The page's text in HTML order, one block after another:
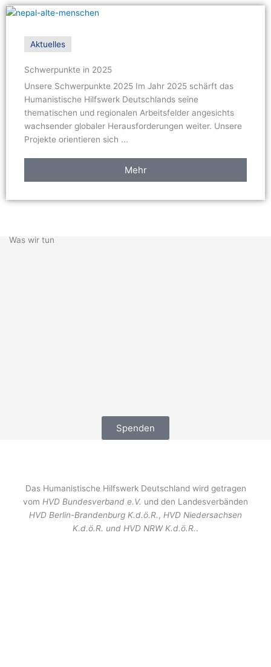
Aktuelles
Schwerpunkte in 2025
Unsere Schwerpunkte 2025 Im Jahr 2025 schärft das
Humanistische Hilfswerk Deutschlands seine
thematischen und regionalen Arbeitsfelder angesichts
wachsender globaler Herausforderungen weiter. Unsere
Projekte orientieren sich ...
Mehr
Was wir tun
Spenden
Das Humanistische Hilfswerk Deutschland wird getragen
vom HVD Bundesverband e.V. und den Landesverbänden
HVD Berlin-Brandenburg K.d.ö.R. , HVD Niedersachsen
K.d.ö.R. und HVD NRW K.d.ö.R..